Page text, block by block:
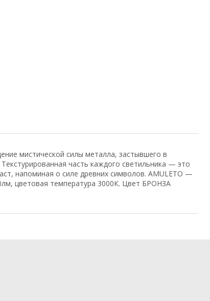
мистической силы металла, застывшего в
часть каждого светильника — это
напоминая о силе древних символов. AMULETO —
цветовая температура 3000К. Цвет БРОНЗА